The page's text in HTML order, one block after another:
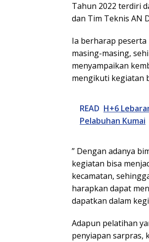
Tahun 2022 terdiri
dan Tim Teknis AN
Ia berharap peserta
masing-masing,
menyampaikan
mengikuti kegiatan
READ H+6
Pelabuhan Kumai
” Dengan adanya
kegiatan bisa
kecamatan,
harapkan dapat
dapatkan dalam
Adapun pelatihan
penyiapan sarpras,